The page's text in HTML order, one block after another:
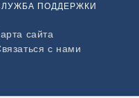
ПОДДЕРЖКИ
сайта
с нами